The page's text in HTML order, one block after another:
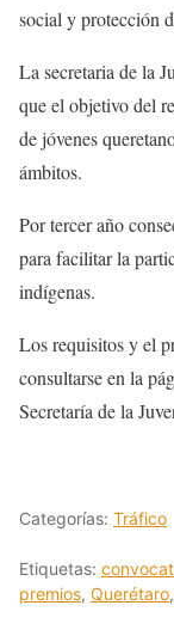
social y protección
La secretaria de la
que el objetivo del
de jóvenes
ámbitos.
Por tercer año
para facilitar la
indígenas.
Los requisitos y el
consultarse en la
Secretaría de la
Categorías: Tráfico
Etiquetas:
premios, Querétaro,